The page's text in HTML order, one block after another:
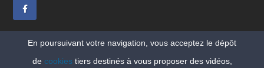
En poursuivant votre navigation, vous acceptez le dépôt
de cookiestiers destinés à vous proposer des vidéos,